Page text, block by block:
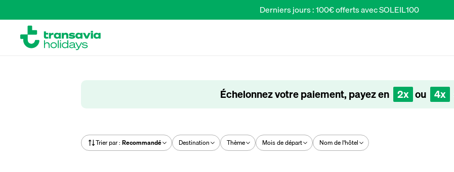
Derniers jours : 100€ offerts avec SOLEIL100
Échelonnez votre paiement, payez en 2x ou 4x
Trier par: Recommandé Destination Thème Mois de départ Nom de l'hôtel